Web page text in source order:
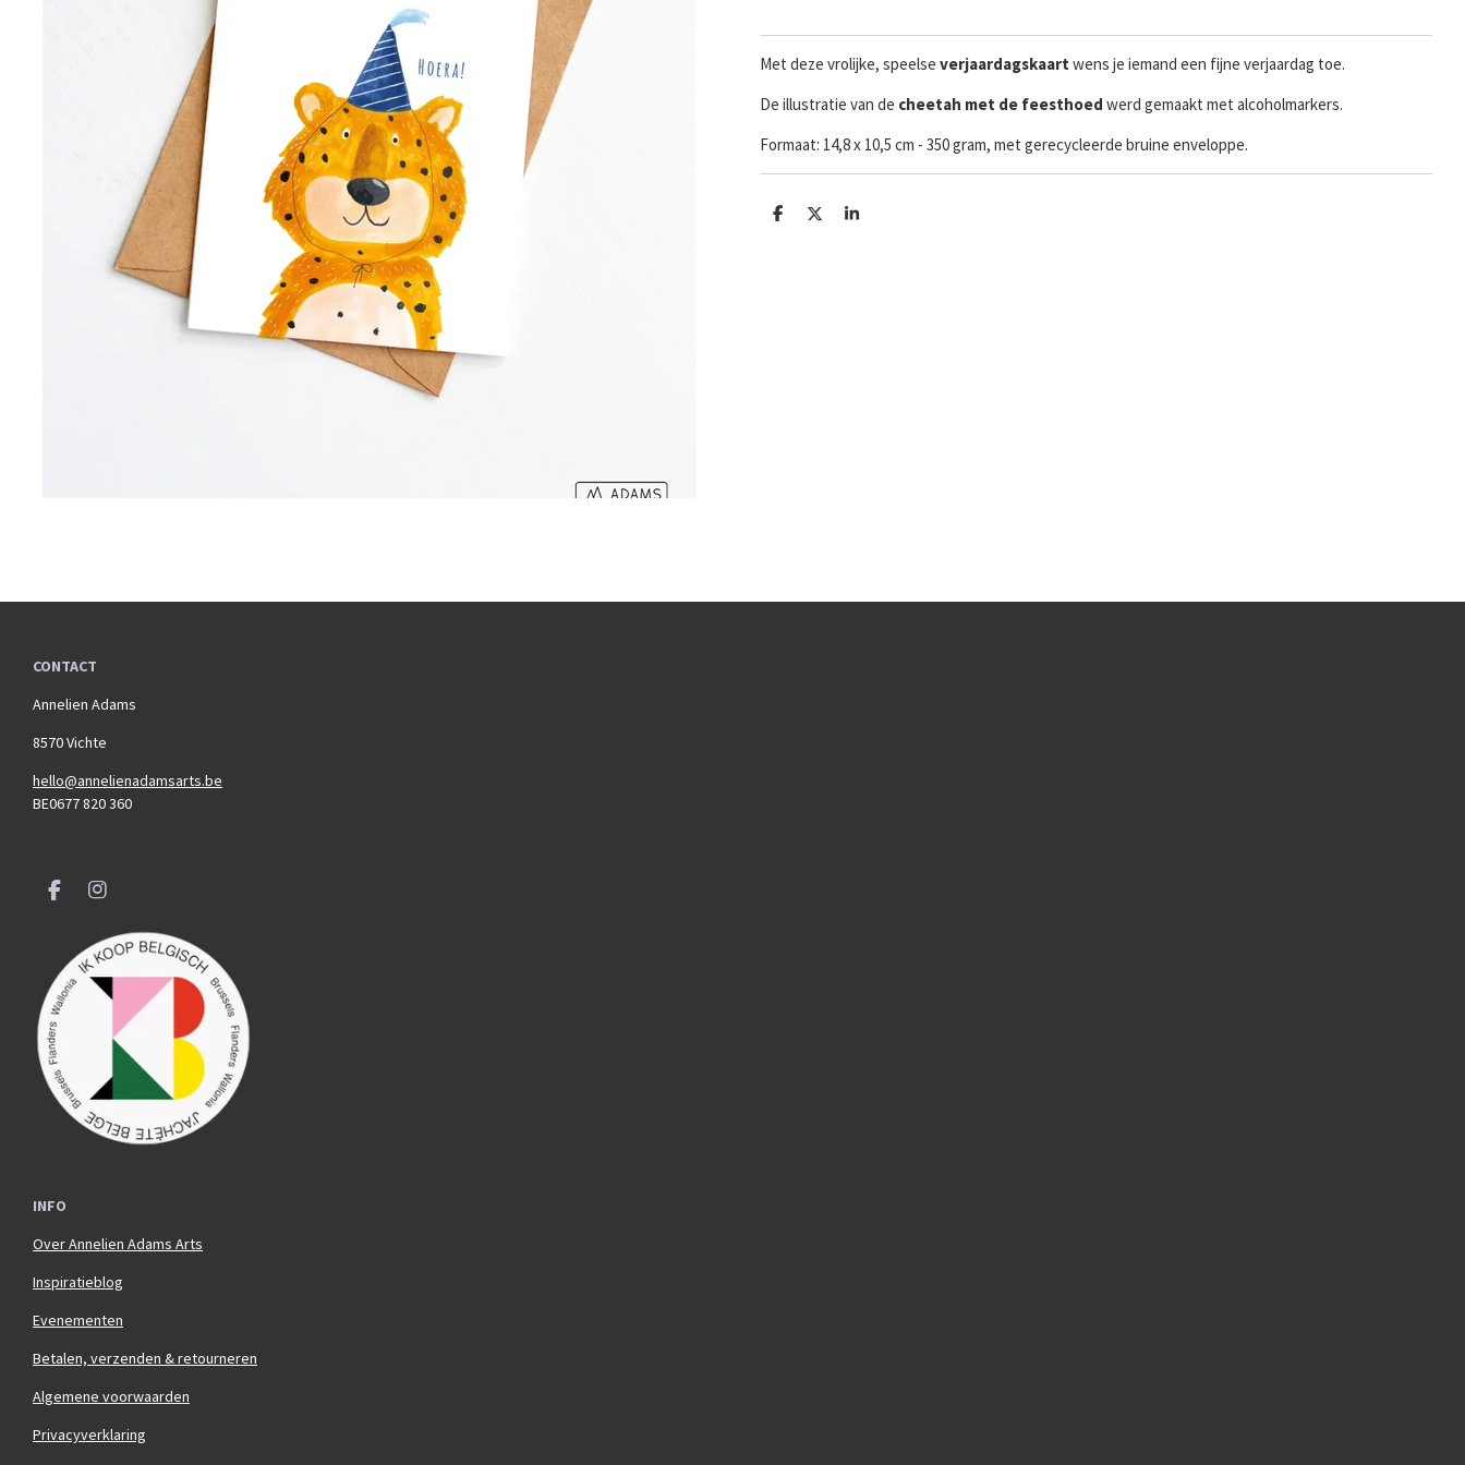
Met deze vrolijke, speelse verjaardagskaart wens je iemand een fijne verjaardag toe.
De illustratie van de cheetah met de feesthoed werd gemaakt met alcoholmarkers.
Formaat: 14,8 x 10,5 cm - 350 gram, met gerecycleerde bruine enveloppe.
D
D
S
CONTACT
Annelien Adams
8570 Vichte
hello@annelienadamsarts.be
BE0677 820 360
F
b
o
o
k
I
s
t
a
g
INFO
Over Annelien Adams Arts
Inspiratieblog
Evenementen
Betalen, verzenden & retourneren
Algemene voorwaarden
Privacyverklaring